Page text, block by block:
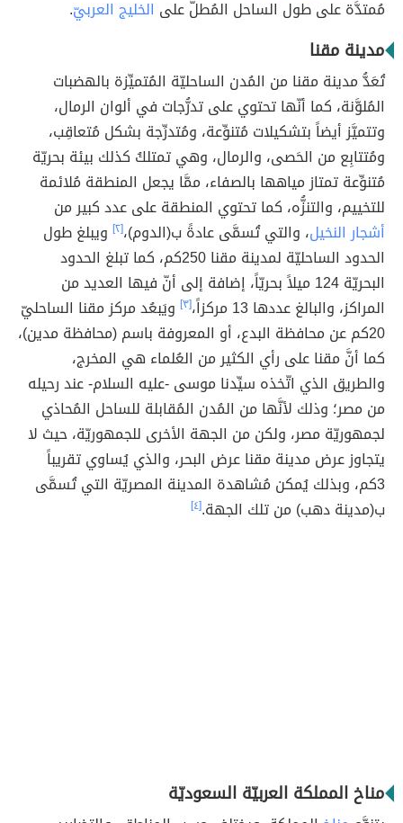
مُمتدَّة على طول الساحل المُطلّ على الخليج العربيّ.
مدينة مقنا
تُعَدُّ مدينة مقنا من المُدن الساحليّة المُتميِّزة بالهضبات
المُلوَّنة، كما أنّها تحتوي على تدرُّجات في ألوان الرمال،
وتتميَّز أيضاً بتشكيلات مُتنوِّعة، ومُتدرِّجة بشكل مُتعاقِب،
ومُتتابِع من الحَصى، والرمال، وهي تمتلكُ كذلك بيئة بحريّة
مُتنوِّعة تمتاز مياهها بالصفاء، ممَّا يجعل المنطقة مُلائمة
للتخييم، والتنزُّه، كما تحتوي المنطقة على عدد كبير من
أشجار النخيل، والتي تُسمَّى عادةً ب(الدوم)،[٢]
ويبلغ طول
الحدود الساحليّة لمدينة مقنا 250كم، كما تبلغ الحدود
البحريّة 124 ميلاً بحريّاً، إضافة إلى أنّ فيها العديد من
المراكز، والبالغ عددها 13 مركزاً،
[٣]
ويَبعُد مركز مقنا الساحليّ
20كم عن محافظة البدع، أو المعروفة باسم (محافظة مدين)،
كما أنَّ مقنا على رأي الكثير من العُلماء هي المخرج،
والطريق الذي اتّخذه سيِّدنا موسى -عليه السلام- عند رحيله
من مصر؛ وذلك لأنَّها من المُدن المُقابلة للساحل المُحاذي
لجمهوريّة مصر، ولكن من الجهة الأخرى للجمهوريّة، حيث لا
يتجاوز عرض مدينة مقنا عرض البحر، والذي يُساوي تقريباً
3كم، وبذلك يُمكن مُشاهدة المدينة المصريّة التي تُسمَّى
ب(مدينة دهب) من تلك الجهة.[٤]
مناخ المملكة العربيّة السعوديّة